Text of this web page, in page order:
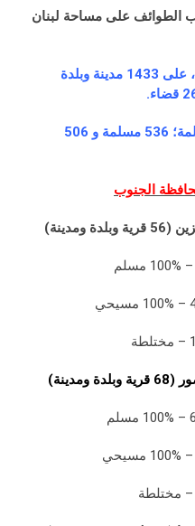
الطوائف على مساحة لبنان
على
1433 مدينة وبلدة
منها 391 مختلطة مسيحية – مسلمة؛ 536 مسلمة و 506
الجنوب
وبلدة ومدينة)
وبلدة ومدينة)